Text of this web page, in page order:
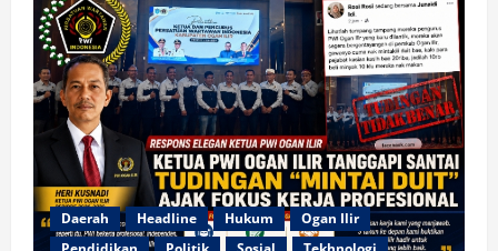
Daerah Headline Hukum
Ogan Ilir